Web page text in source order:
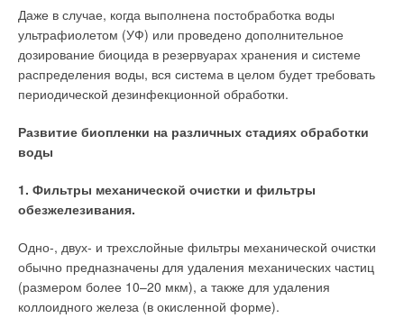
Даже в случае, когда выполнена постобработка воды
ультрафиолетом (УФ) или проведено дополнительное
дозирование биоцида в резервуарах хранения и системе
распределения воды, вся система в целом будет требовать
периодической дезинфекционной обработки.
Развитие биопленки на различных стадиях обработки
воды
1. Фильтры механической очистки и фильтры
обезжелезивания.
Одно-, двух- и трехслойные фильтры механической очистки
обычно предназначены для удаления механических частиц
(размером более 10–20 мкм), а также для удаления
коллоидного железа (в окисленной форме).